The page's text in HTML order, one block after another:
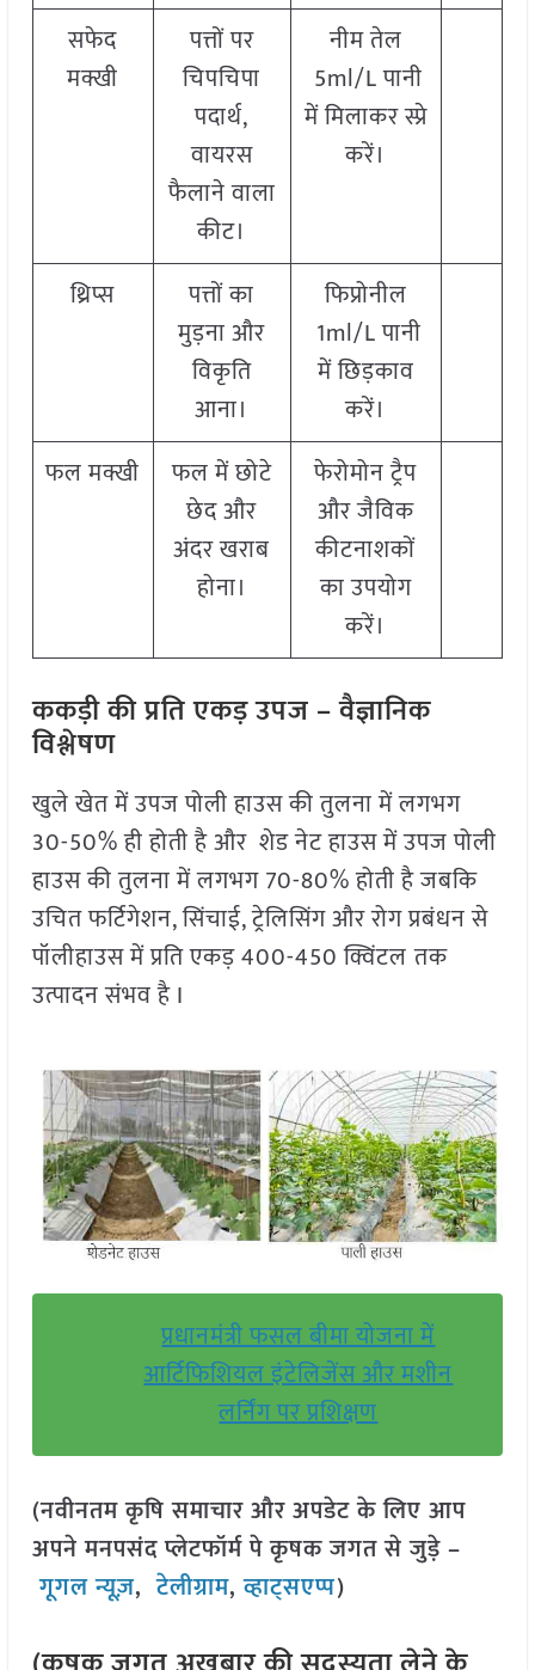
सफेद
मक्खी
पत्तों पर
चिपचिपा
पदार्थ,
वायरस
फैलाने वाला
कीट।
नीम तेल
5ml/L पानी
में मिलाकर स्प्रे
करें।
थ्रिप्स
पत्तों का
मुड़ना और
विकृति
आना।
फिप्रोनील
1ml/L पानी
में छिड़काव
करें।
फल मक्खी
फल में छोटे
छेद और
अंदर खराब
होना।
फेरोमोन ट्रैप
और जैविक
कीटनाशकों
का उपयोग
करें।
ककड़ीकीप्रतिएकड़उपज –वैज्ञानिक
विश्लेषण
खुले खेत में उपज पोली हाउस की तुलना में लगभग
30-50% ही होती है और शेड नेट हाउस में उपज पोली
हाउस की तुलना में लगभग 70-80% होती है जबकि
उचित फर्टिगेशन, सिंचाई, ट्रेलिसिंग और रोग प्रबंधन से
पॉलीहाउस में प्रति एकड़ 400-450 क्विंटलतक
उत्पादन संभव है I
प्रधानमंत्री फसल बीमा योजना में
आर्टिफिशियल इंटेलिजेंस और मशीन
लर्निंग पर प्रशिक्षण
(नवीनतम कृषि समाचार और अपडेट के लिए आप
अपने मनपसंद प्लेटफॉर्म पे कृषक जगत से जुड़े –
गूगल न्यूज़,टेलीग्राम,व्हाट्सएप्प)